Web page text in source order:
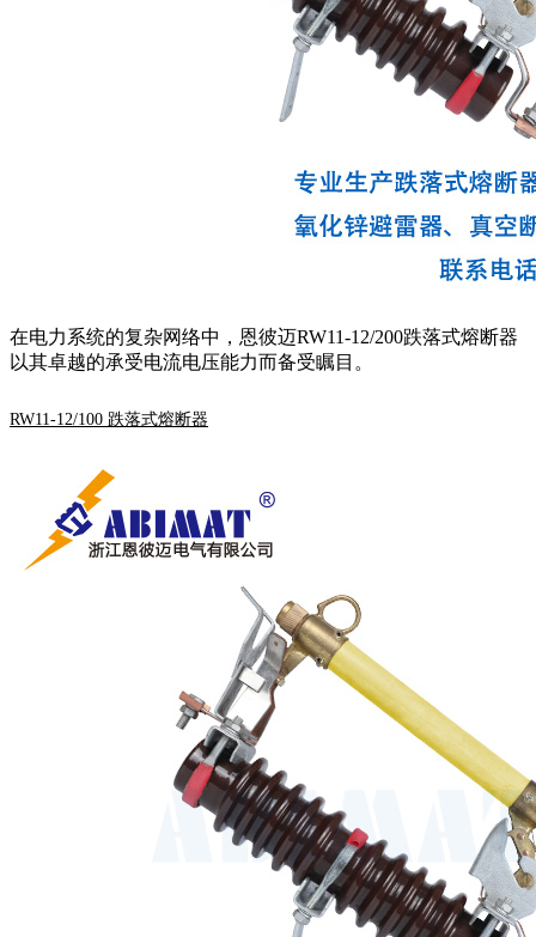
在电力系统的复杂网络中，恩彼迈RW11-12/200跌落式熔断器
以其卓越的承受电流电压能力而备受瞩目。
RW11-12/100 跌落式熔断器